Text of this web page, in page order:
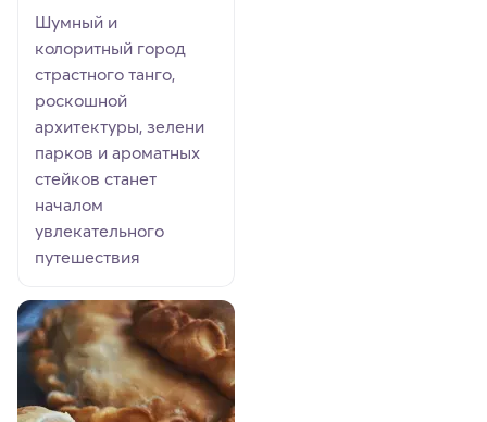
Шумный и
колоритный город
страстного танго,
роскошной
архитектуры, зелени
парков и ароматных
стейков станет
началом
увлекательного
путешествия